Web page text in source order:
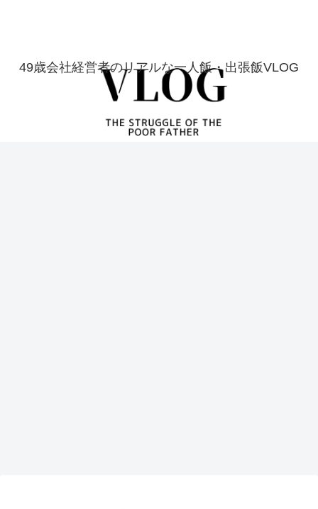
49歳会社経営者のリアルな一人飯・出張飯VLOG